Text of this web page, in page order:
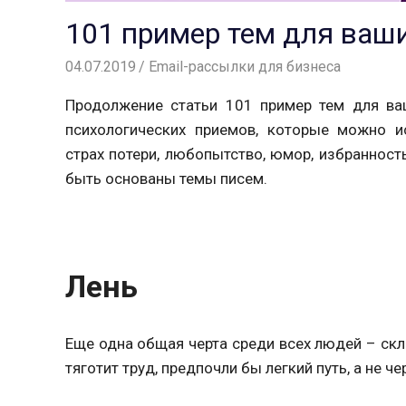
101 пример тем для
04.07.2019 Вероника
Email-рассылки для бизнеса
Продолжение статьи 101 пример тем для
психологических приемов, которые можно
страх потери, любопытство, юмор,
быть основаны темы писем.
Лень
Еще одна общая черта среди всех людей –
тяготит труд, предпочли бы легкий путь, а не